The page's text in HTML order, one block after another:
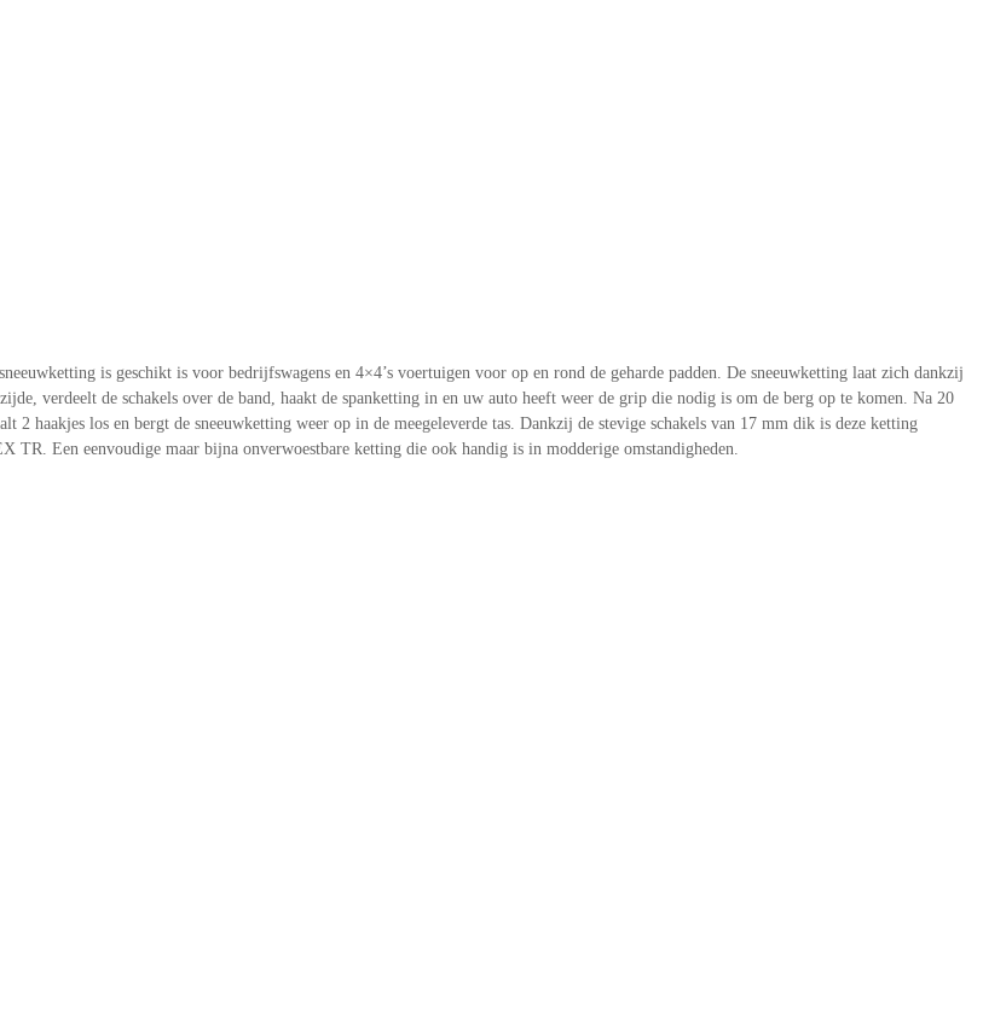
is geschikt is voor bedrijfswagens en 4×4’s voertuigen voor op en rond de geharde padden. De sneeuwketting laat zich dankzij
verdeelt de schakels over de band, haakt de spanketting in en uw auto heeft weer de grip die nodig is om de berg op te komen. Na 20
2 haakjes los en bergt de sneeuwketting weer op in de meegeleverde tas. Dankzij de stevige schakels van 17 mm dik is deze ketting
Een eenvoudige maar bijna onverwoestbare ketting die ook handig is in modderige omstandigheden.